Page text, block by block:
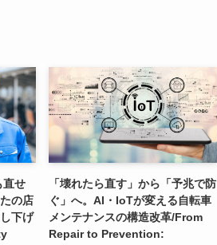
直せ
の店
下げ
「壊れたら直す」から「予兆で防
ぐ」へ。AI・IoTが変える自転車
メンテナンスの構造改革/From
Repair to Prevention: